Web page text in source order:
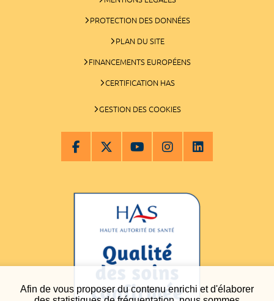
Afin de vous proposer du contenu enrichi et d'élaborer
PROTECTION DES DONNÉES
PLAN DU SITE
FINANCEMENTS EUROPÉENS
CERTIFICATION HAS
GESTION DES COOKIES